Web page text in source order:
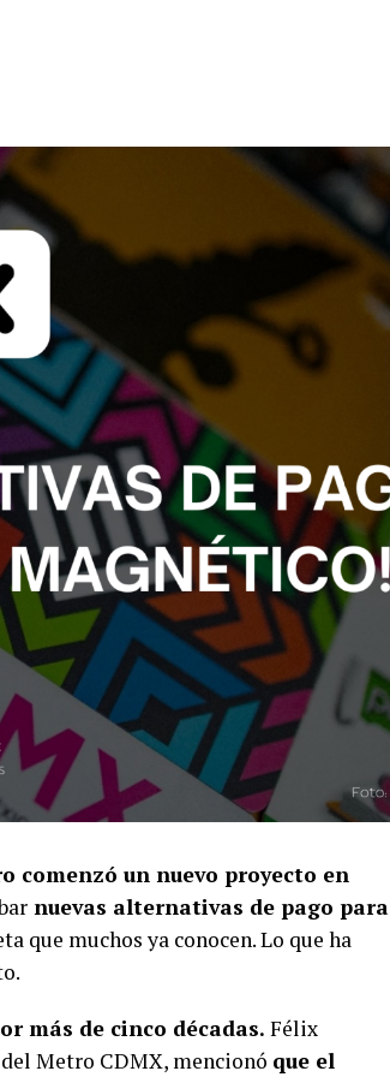
comenzó un nuevo proyecto en
nuevas alternativas de pago para
que muchos ya conocen. Lo que ha
más de cinco décadas. Félix
Metro CDMX, mencionó que el